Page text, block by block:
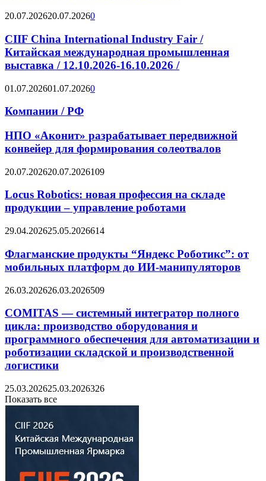
20.07.202620.07.20260
CIIF China International Industry Fair /
Китайская международная промышленная
выставка / 12.10.2026-16.10.2026 /
01.07.202601.07.20260
Компании / РФ
НПО «Аконит» разрабатывает передвижной
конвейер для формирования солеотвалов
20.07.202620.07.2026109
Locus Robotics: новая профессия на складе
продукции – управление роботами
29.04.202625.05.2026614
Флагманские продукты “Яндекс Роботикс”: от
мобильных платформ до ИИ-манипуляторов
26.03.202626.03.2026509
COMITAS — системный интегратор полного
цикла: производство оборудования и
программного обеспечения для автоматизации и
роботизации складской и производственной
логистики
25.03.202625.03.2026326
Показать все